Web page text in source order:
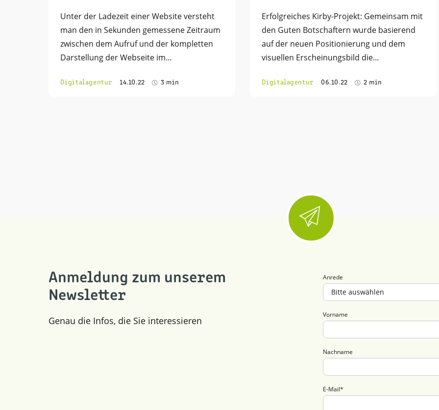
Unter der Ladezeit einer Website versteht
man den in Sekunden gemessene Zeitraum
zwischen dem Aufruf und der kompletten
Darstellung der Webseite im…
Digitalagentur 14.10.22 3 min
Erfolgreiches Kirby-Projekt: Gemeinsam mit
den Guten Botschaftern wurde basierend
auf der neuen Positionierung und dem
visuellen Erscheinungsbild die…
Digitalagentur 06.10.22 2 min
Anmeldung zum unserem
Newsletter
Genau die Infos, die Sie interessieren
Anrede
Vorname
Nachname
E-Mail*